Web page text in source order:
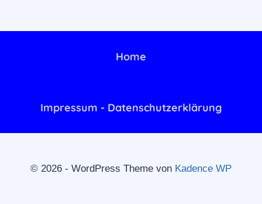
Home
Impressum - Datenschutzerklärung
© 2026 - WordPress Theme von Kadence WP